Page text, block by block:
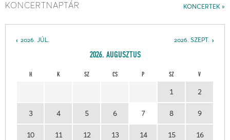
KONCERTEK
KONCERTNAPTÁR
2026. SZEPT.
2026. JÚL.
2026. AUGUSZTUS
H K SZ CS P SZ V
1 2
3 4 5 6 7 8 9
10 11 12 13 14 15 16